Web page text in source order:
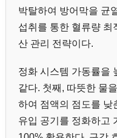
박탈하여 방어막을 균
섭취를 통한 혈류량 최
산 관리 전략이다.
정화 시스템 가동률을
같다. 첫째, 따뜻한 물
하여 점액의 점도를 낮
유입 공기를 정화하고